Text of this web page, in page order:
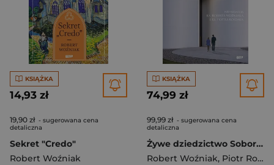
KSIĄŻKA
14,93 zł
19,90 zł - sugerowana cena
detaliczna
Sekret "Credo"
Robert Woźniak
KSIĄŻKA
74,99 zł
99,99 zł - sugerowana cena
detaliczna
Żywe dziedzictwo Soboru. Komentarz do tekstów Vaticanum II
Robert Woźniak, Piotr Roszak